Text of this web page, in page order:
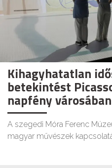
Kihagyhatatlan
betekintést
napfény városában
A szegedi Móra Ferenc
magyar művészek